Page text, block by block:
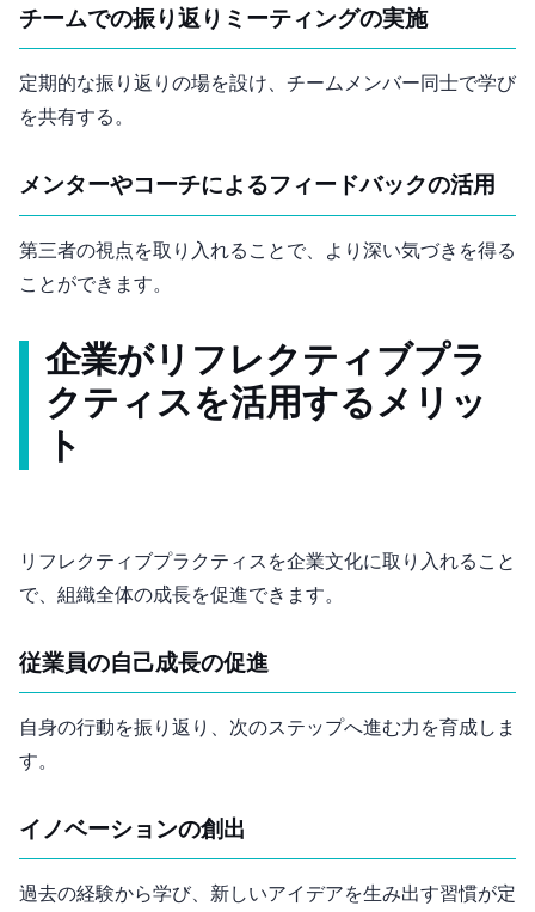
チームでの振り返りミーティングの実施
定期的な振り返りの場を設け、チームメンバー同士で学び
を共有する。
メンターやコーチによるフィードバックの活用
第三者の視点を取り入れることで、より深い気づきを得る
ことができます。
企業がリフレクティブプラ
クティスを活用するメリッ
ト
リフレクティブプラクティスを企業文化に取り入れること
で、組織全体の成長を促進できます。
従業員の自己成長の促進
自身の行動を振り返り、次のステップへ進む力を育成しま
す。
イノベーションの創出
過去の経験から学び、新しいアイデアを生み出す習慣が定